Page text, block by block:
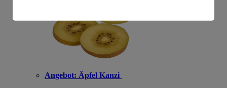
Angebot: Äpfel Kanzi
Informationen zum Herausgeber der Seite findest du
Impressum